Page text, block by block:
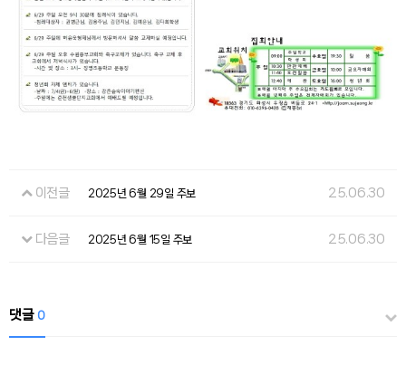
이전글 2025년 6월 29일 주보 25.06.30
다음글 2025년 6월 15일 주보 25.06.30
댓글 0